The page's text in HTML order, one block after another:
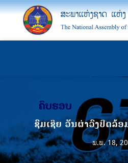
ຊົມເຊີຍ ວັນຜ່າວົງປິດລ້
ພ.ພ. 18,